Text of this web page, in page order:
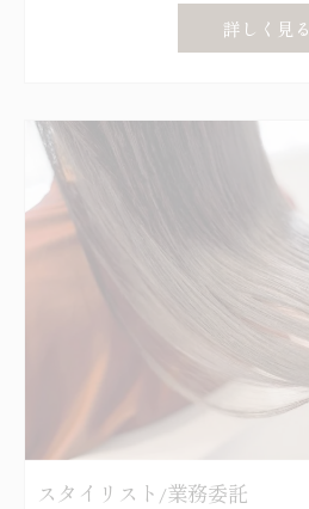
詳しく見る
スタイリスト/業務委託